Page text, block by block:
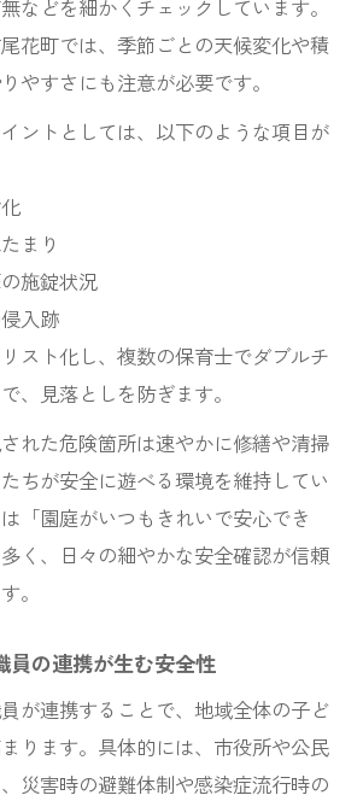
などを細かくチェックしています。
花町では、季節ごとの天候変化や積
やすさにも注意が必要です。
ントとしては、以下のような項目が
まり
施錠状況
入跡
スト化し、複数の保育士でダブルチ
、見落としを防ぎます。
れた危険箇所は速やかに修繕や清掃
ちが安全に遊べる環境を維持してい
「園庭がいつもきれいで安心でき
く、日々の細やかな安全確認が信頼
。
員の連携が生む安全性
が連携することで、地域全体の子ど
ります。具体的には、市役所や公民
災害時の避難体制や感染症流行時の